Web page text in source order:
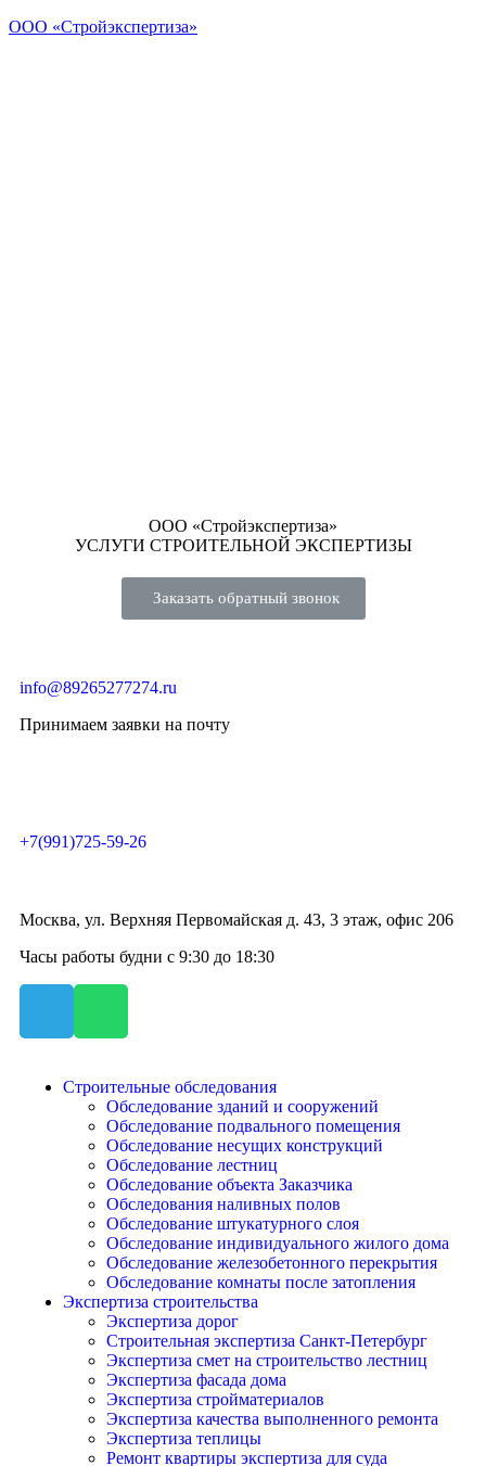
ООО «Стройэкспертиза»
ООО «Стройэкспертиза»
УСЛУГИ СТРОИТЕЛЬНОЙ ЭКСПЕРТИЗЫ
Заказать обратный звонок
info@89265277274.ru
Принимаем заявки на почту
+7(991)725-59-26
Москва, ул. Верхняя Первомайская д. 43, 3 этаж, офис 206
Часы работы будни с 9:30 до 18:30
Строительные обследования
Обследование зданий и сооружений
Обследование подвального помещения
Обследование несущих конструкций
Обследование лестниц
Обследование объекта Заказчика
Обследования наливных полов
Обследование штукатурного слоя
Обследование индивидуального жилого дома
Обследование железобетонного перекрытия
Обследование комнаты после затопления
Экспертиза строительства
Экспертиза дорог
Строительная экспертиза Санкт-Петербург
Экспертиза смет на строительство лестниц
Экспертиза фасада дома
Экспертиза стройматериалов
Экспертиза качества выполненного ремонта
Экспертиза теплицы
Ремонт квартиры экспертиза для суда